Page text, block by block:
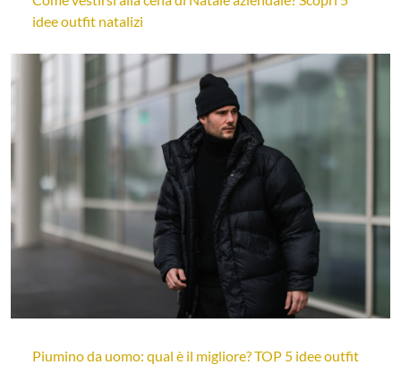
idee outfit natalizi
Piumino da uomo: qual è il migliore? TOP 5 idee outfit